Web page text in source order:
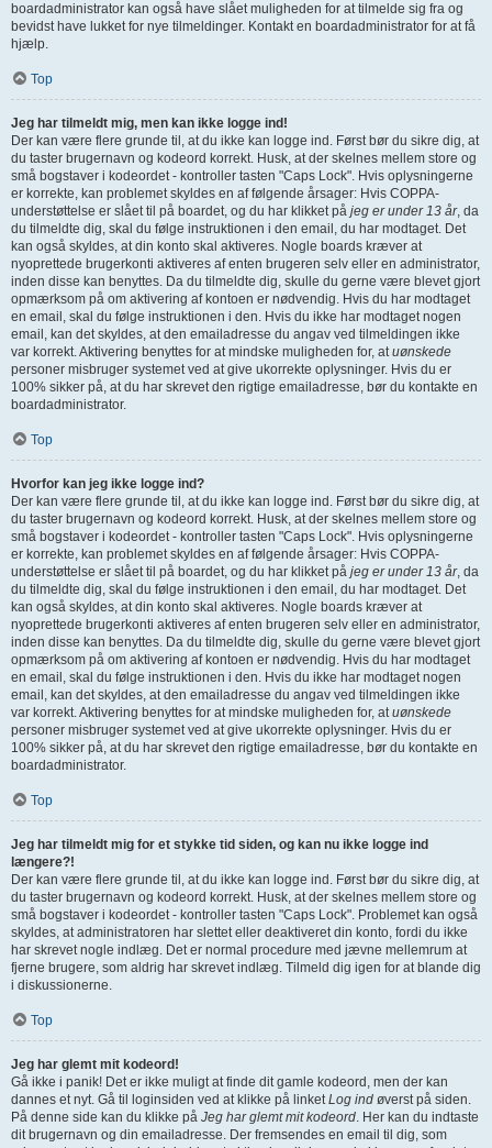
boardadministrator kan også have slået muligheden for at tilmelde sig fra og
bevidst have lukket for nye tilmeldinger. Kontakt en boardadministrator for at få
hjælp.
Top
Jeg har tilmeldt mig, men kan ikke logge ind!
Der kan være flere grunde til, at du ikke kan logge ind. Først bør du sikre dig, at
du taster brugernavn og kodeord korrekt. Husk, at der skelnes mellem store og
små bogstaver i kodeordet - kontroller tasten "Caps Lock". Hvis oplysningerne
er korrekte, kan problemet skyldes en af følgende årsager: Hvis COPPA-
understøttelse er slået til på boardet, og du har klikket på jeg er under 13 år, da
du tilmeldte dig, skal du følge instruktionen i den email, du har modtaget. Det
kan også skyldes, at din konto skal aktiveres. Nogle boards kræver at
nyoprettede brugerkonti aktiveres af enten brugeren selv eller en administrator,
inden disse kan benyttes. Da du tilmeldte dig, skulle du gerne være blevet gjort
opmærksom på om aktivering af kontoen er nødvendig. Hvis du har modtaget
en email, skal du følge instruktionen i den. Hvis du ikke har modtaget nogen
email, kan det skyldes, at den emailadresse du angav ved tilmeldingen ikke
var korrekt. Aktivering benyttes for at mindske muligheden for, atuønskede
personer misbruger systemet ved at give ukorrekte oplysninger. Hvis du er
100% sikker på, at du har skrevet den rigtige emailadresse, bør du kontakte en
boardadministrator.
Top
Hvorfor kan jeg ikke logge ind?
Der kan være flere grunde til, at du ikke kan logge ind. Først bør du sikre dig, at
du taster brugernavn og kodeord korrekt. Husk, at der skelnes mellem store og
små bogstaver i kodeordet - kontroller tasten "Caps Lock". Hvis oplysningerne
er korrekte, kan problemet skyldes en af følgende årsager: Hvis COPPA-
understøttelse er slået til på boardet, og du har klikket på jeg er under 13 år, da
du tilmeldte dig, skal du følge instruktionen i den email, du har modtaget. Det
kan også skyldes, at din konto skal aktiveres. Nogle boards kræver at
nyoprettede brugerkonti aktiveres af enten brugeren selv eller en administrator,
inden disse kan benyttes. Da du tilmeldte dig, skulle du gerne være blevet gjort
opmærksom på om aktivering af kontoen er nødvendig. Hvis du har modtaget
en email, skal du følge instruktionen i den. Hvis du ikke har modtaget nogen
email, kan det skyldes, at den emailadresse du angav ved tilmeldingen ikke
var korrekt. Aktivering benyttes for at mindske muligheden for, atuønskede
personer misbruger systemet ved at give ukorrekte oplysninger. Hvis du er
100% sikker på, at du har skrevet den rigtige emailadresse, bør du kontakte en
boardadministrator.
Top
Jeg har tilmeldt mig for et stykke tid siden, og kan nu ikke logge ind
længere?!
Der kan være flere grunde til, at du ikke kan logge ind. Først bør du sikre dig, at
du taster brugernavn og kodeord korrekt. Husk, at der skelnes mellem store og
små bogstaver i kodeordet - kontroller tasten "Caps Lock". Problemet kan også
skyldes, at administratoren har slettet eller deaktiveret din konto, fordi du ikke
har skrevet nogle indlæg. Det er normal procedure med jævne mellemrum at
fjerne brugere, som aldrig har skrevet indlæg. Tilmeld dig igen for at blande dig
i diskussionerne.
Top
Jeg har glemt mit kodeord!
Gå ikke i panik! Det er ikke muligt at finde dit gamle kodeord, men der kan
dannes et nyt. Gå til loginsiden ved at klikke på linketLog ind øverst på siden.
På denne side kan du klikke på Jeg har glemt mit kodeord. Her kan du indtaste
dit brugernavn og din emailadresse. Der fremsendes en email til dig, som